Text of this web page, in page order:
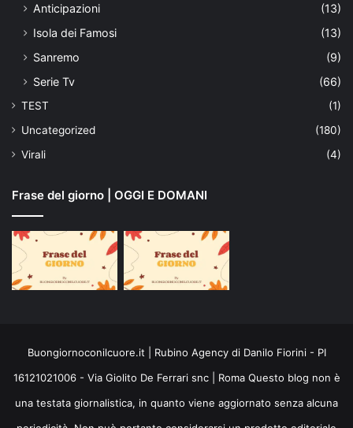
Anticipazioni
(13)
Isola dei Famosi
(13)
Sanremo
(9)
Serie Tv
(66)
TEST
(1)
Uncategorized
(180)
Virali
(4)
Frase del giorno | OGGI E DOMANI
Buongiornoconilcuore.it | Rubino Agency di Danilo Fiorini - PI
16121021006 - Via Giolito De Ferrari snc | Roma Questo blog non è
una testata giornalistica, in quanto viene aggiornato senza alcuna